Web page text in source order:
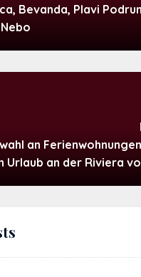
Bevanda, Plavi
an
Urlaub an der Riviera